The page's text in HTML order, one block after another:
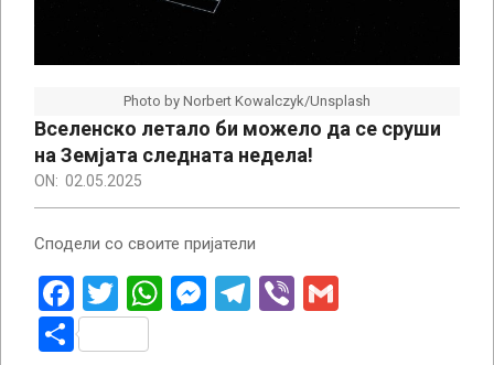
Photo by Norbert Kowalczyk/Unsplash
Вселенско летало би можело да се сруши
на Земјата следната недела!
ON: 02.05.2025
Сподели со своите пријатели
Facebook
Twitter
WhatsApp
Messenger
Telegram
Viber
Share